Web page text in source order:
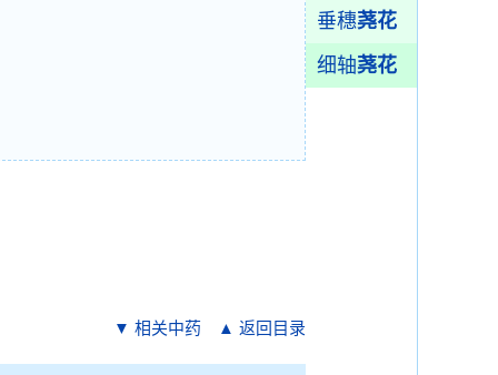
垂穗荛花
细轴荛花
▼ 相关中药 ▲ 返回目录